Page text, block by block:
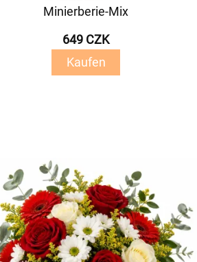
Minierberie-Mix
649 CZK
Kaufen